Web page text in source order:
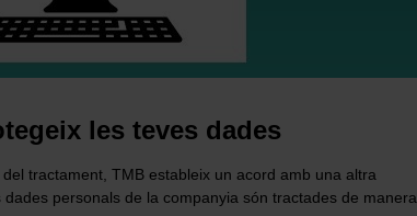
les teves dades
tractament, TMB estableix un acord amb una altra
personals de la companyia són tractades de manera